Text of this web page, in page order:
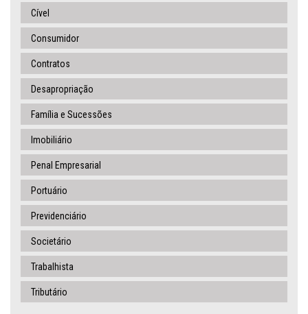
Cível
Consumidor
Contratos
Desapropriação
Família e Sucessões
Imobiliário
Penal Empresarial
Portuário
Previdenciário
Societário
Trabalhista
Tributário